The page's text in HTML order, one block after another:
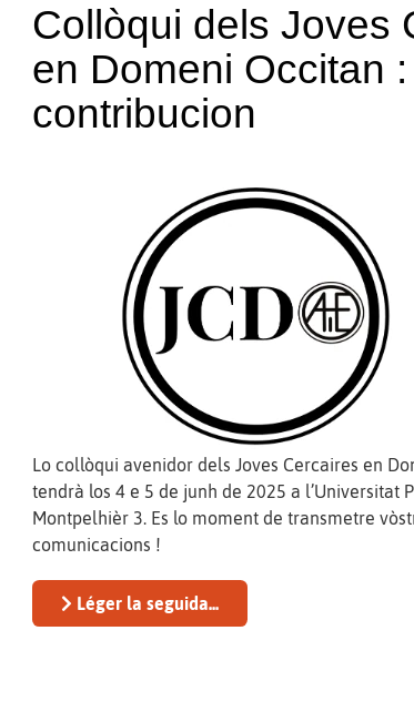
Collòqui dels Joves
en Domeni Occitan
contribucion
Lo collòqui avenidor dels Joves Cercaires en
tendrà los 4 e 5 de junh de 2025 a l’Universitat
Montpelhièr 3. Es lo moment de transmetre
comunicacions !
Léger la seguida...